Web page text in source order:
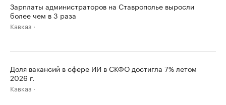
Зарплаты администраторов на Ставрополье выросли
более чем в 3 раза
Кавказ
Доля вакансий в сфере ИИ в СКФО достигла 7% летом
2026 г.
Кавказ